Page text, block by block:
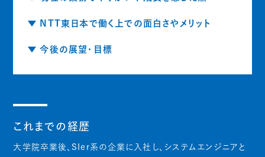
NTT東日本で働く上での面白さやメリット
今後の展望・目標
これまでの経歴
大学院卒業後、SIer系の企業に入社し、システムエンジニアと